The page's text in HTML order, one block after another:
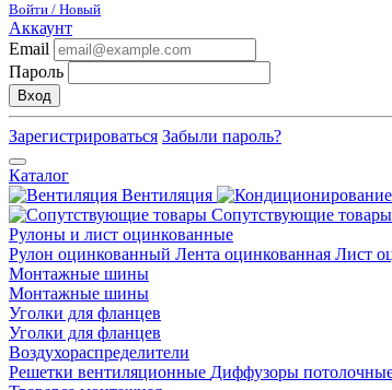
Войти / Новый
Аккаунт
Email
Пароль
Вход
Зарегистрироваться Забыли пароль?
Каталог
Вентиляция
Сопутствующие товары
Рулоны и лист оцинкованные
Рулон оцинкованный Лента оцинкованная Лист
Монтажные шины
Монтажные шины
Уголки для фланцев
Уголки для фланцев
Воздухораспределители
Решетки вентиляционные Диффузоры